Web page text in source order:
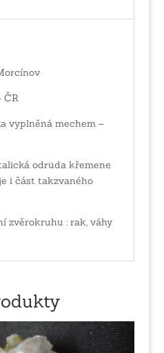
ČR
vyplněná mechem –
odrůda křemene
i část takzvaného
zvěrokruhu : rak, váhy